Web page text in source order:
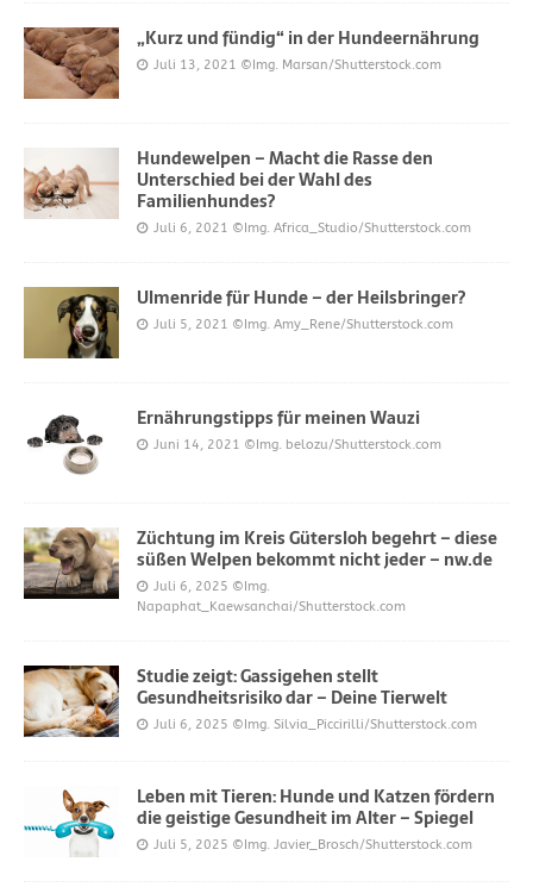
„Kurz und fündig“ in der Hundeernährung
Juli 13, 2021 ©Img. Marsan/Shutterstock.com
Hundewelpen – Macht die Rasse den
Unterschied bei der Wahl des
Familienhundes?
Juli 6, 2021 ©Img. Africa_Studio/Shutterstock.com
Ulmenride für Hunde – der Heilsbringer?
Juli 5, 2021 ©Img. Amy_Rene/Shutterstock.com
Ernährungstipps für meinen Wauzi
Juni 14, 2021 ©Img. belozu/Shutterstock.com
Züchtung im Kreis Gütersloh begehrt – diese
süßen Welpen bekommt nicht jeder – nw.de
Juli 6, 2025 ©Img.
Napaphat_Kaewsanchai/Shutterstock.com
Studie zeigt: Gassigehen stellt
Gesundheitsrisiko dar – Deine Tierwelt
Juli 6, 2025 ©Img. Silvia_Piccirilli/Shutterstock.com
Leben mit Tieren: Hunde und Katzen fördern
die geistige Gesundheit im Alter – Spiegel
Juli 5, 2025 ©Img. Javier_Brosch/Shutterstock.com